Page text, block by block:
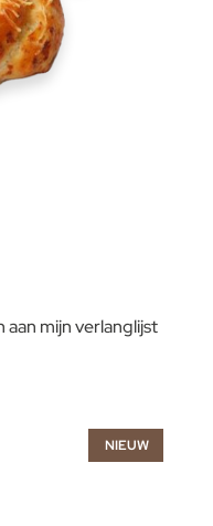
aan mijn verlanglijst
NIEUW